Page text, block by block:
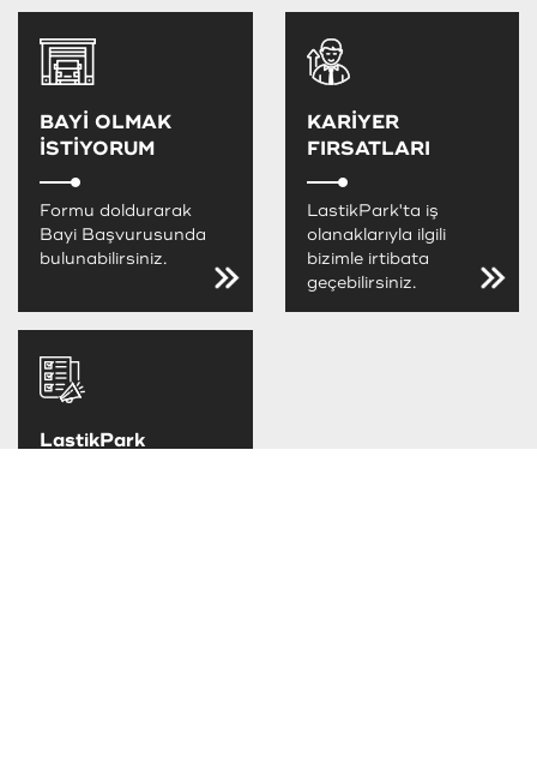
BAYİ OLMAK
İSTİYORUM
Formu doldurarak
Bayi Başvurusunda
bulunabilirsiniz.
KARİYER
FIRSATLARI
LastikPark'ta iş
olanaklarıyla ilgili
bizimle irtibata
geçebilirsiniz.
LastikPark